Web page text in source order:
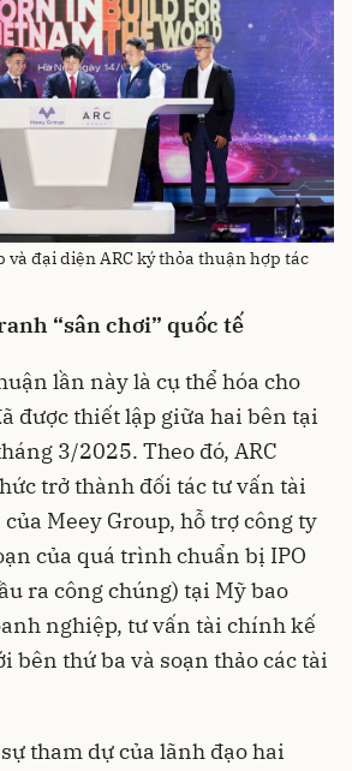
và đại diện ARC ký thỏa thuận hợp tác
“sân chơi” quốc tế
lần này là cụ thể hóa cho
được thiết lập giữa hai bên tại
3/2025. Theo đó, ARC
trở thành đối tác tư vấn tài
Meey Group, hỗ trợ công ty
của quá trình chuẩn bị IPO
ra công chúng) tại Mỹ bao
nghiệp, tư vấn tài chính kế
bên thứ ba và soạn thảo các tài
tham dự của lãnh đạo hai